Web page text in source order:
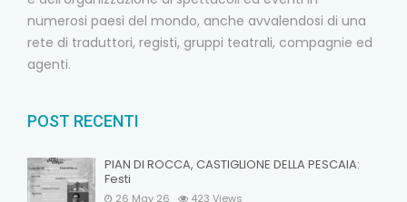
numerosi paesi del mondo, anche avvalendosi di una
rete di traduttori, registi, gruppi teatrali, compagnie ed
agenti.
POST RECENTI
PIAN DI ROCCA, CASTIGLIONE DELLA PESCAIA:
Festi
26 May 26 423 Views